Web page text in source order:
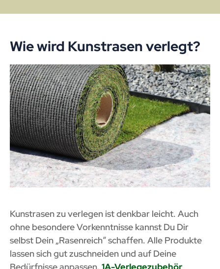
Wie wird Kunstrasen verlegt?
Kunstrasen zu verlegen ist denkbar leicht. Auch
ohne besondere Vorkenntnisse kannst Du Dir
selbst Dein „Rasenreich“ schaffen. Alle Produkte
lassen sich gut zuschneiden und auf Deine